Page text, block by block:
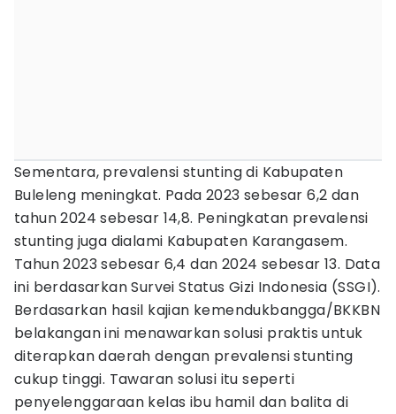
Sementara, prevalensi stunting di Kabupaten
Buleleng meningkat. Pada 2023 sebesar 6,2 dan
tahun 2024 sebesar 14,8. Peningkatan prevalensi
stunting juga dialami Kabupaten Karangasem.
Tahun 2023 sebesar 6,4 dan 2024 sebesar 13. Data
ini berdasarkan Survei Status Gizi Indonesia (SSGI).
Berdasarkan hasil kajian kemendukbangga/BKKBN
belakangan ini menawarkan solusi praktis untuk
diterapkan daerah dengan prevalensi stunting
cukup tinggi. Tawaran solusi itu seperti
penyelenggaraan kelas ibu hamil dan balita di